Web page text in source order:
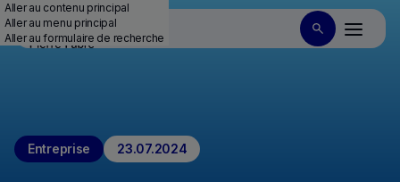
Aller au contenu principal
Aller au menu principal
Aller au formulaire de recherche
Entreprise 23.07.2024